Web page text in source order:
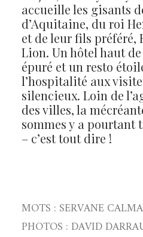
accueille les gisants
d’Aquitaine, du roi
et de leur fils
Lion. Un hôtel haut
épuré et un resto
l’hospitalité aux
silencieux. Loin de
des villes, la
sommes y a pourtant
– c’est tout dire !
MOTS : SERVANE
PHOTOS : DAVID